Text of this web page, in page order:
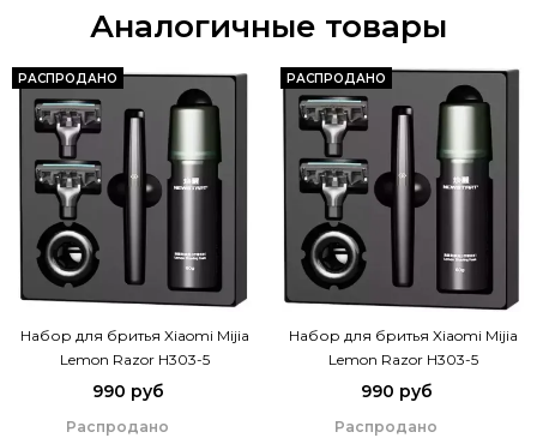
Аналогичные товары
РАСПРОДАНО
Набор для бритья Xiaomi Mijia
Lemon Razor H303-5
990 руб
Распродано
РАСПРОДАНО
Набор для бритья Xiaomi Mijia
Lemon Razor H303-5
990 руб
Распродано